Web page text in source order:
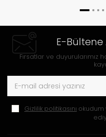
E-
Fırsatlar ve duyurularımız
Gizlilik politikasını okudum